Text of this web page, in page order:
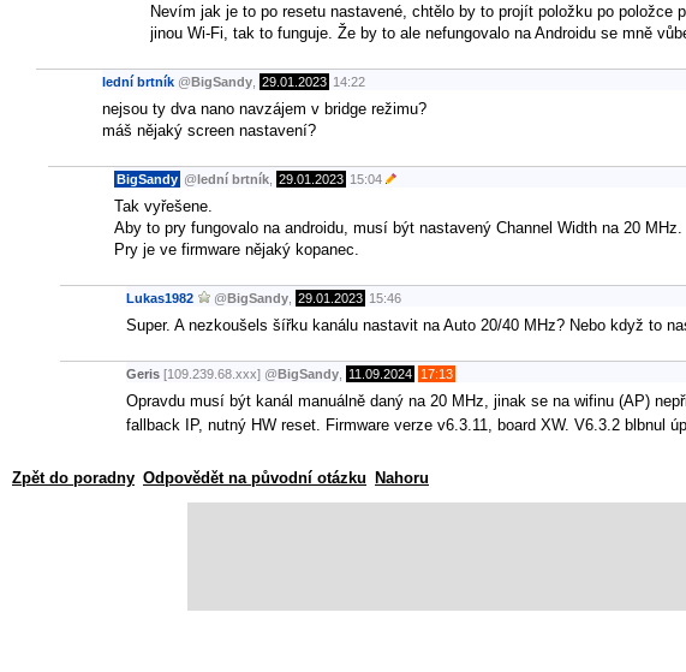
Nevím jak je to po resetu nastavené, chtělo by to projít položku po
jinou Wi-Fi, tak to funguje. Že by to ale nefungovalo na Androidu se mně
lední brtník @BigSandy 29.01.2023 14:22
nejsou ty dva nano navzájem v bridge režimu?
máš nějaký screen nastavení?
BigSandy @lední brtník 29.01.2023 15:04
Tak vyřešene.
Aby to pry fungovalo na androidu, musí být nastavený Channel Width na 20 MHz.
Pry je ve firmware nějaký kopanec.
Lukas1982 @BigSandy 29.01.2023 15:46
Super. A nezkoušels šířku kanálu nastavit na Auto 20/40 MHz? Nebo když to
Geris [109.239.68.xxx] @BigSandy 11.09.2024 17:13
Opravdu musí být kanál manuálně daný na 20 MHz, jinak se na wifinu (AP)
fallback IP, nutný HW reset. Firmware verze v6.3.11, board XW. V6.3.2 blbnul
Zpět do poradny Odpovědět na původní otázku Nahoru